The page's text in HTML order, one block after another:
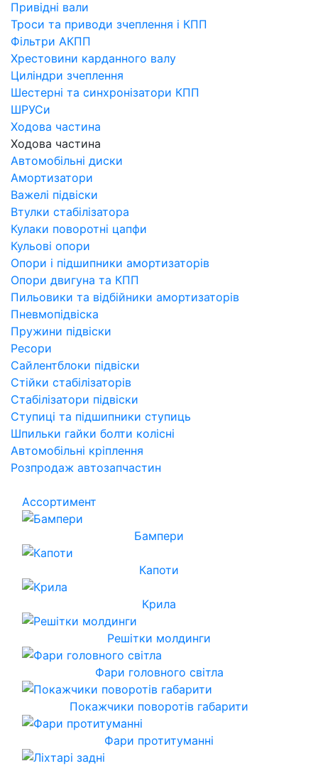
Привідні вали
Троси та приводи зчеплення і КПП
Фільтри АКПП
Хрестовини карданного валу
Циліндри зчеплення
Шестерні та синхронізатори КПП
ШРУСи
Ходова частина
Ходова частина
Автомобільні диски
Амортизатори
Важелі підвіски
Втулки стабілізатора
Кулаки поворотні цапфи
Кульові опори
Опори і підшипники амортизаторів
Опори двигуна та КПП
Пильовики та відбійники амортизаторів
Пневмопідвіска
Пружини підвіски
Ресори
Сайлентблоки підвіски
Стійки стабілізаторів
Стабілізатори підвіски
Ступиці та підшипники ступиць
Шпильки гайки болти колісні
Автомобільні кріплення
Розпродаж автозапчастин
Ассортимент
Бампери
Капоти
Крила
Решітки молдинги
Фари головного світла
Покажчики поворотів габарити
Фари протитуманні